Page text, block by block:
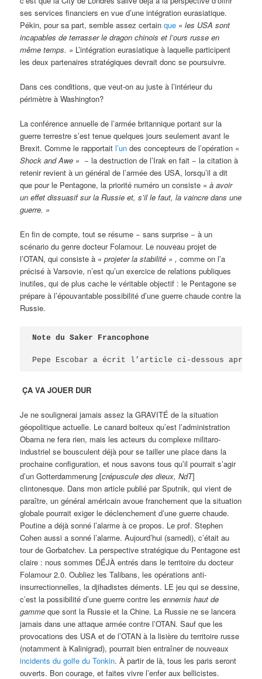
ses services financiers en vue d’une intégration eurasiatique.
Pékin, pour sa part, semble assez certainque «les USA sont
incapables de terrasser le dragon chinois et l’ours russe en
même temps. » L’intégration eurasiatique à laquelle participent
les deux partenaires stratégiques devrait donc se poursuivre.
Dans ces conditions, que veut-on au juste à l’intérieur du
périmètre à Washington?
La conférence annuelle de l’armée britannique portant sur la
guerre terrestre s’est tenue quelques jours seulement avant le
Brexit. Comme le rapportaitl’un des concepteurs de l’opération «
Shock and Awe » − la destruction de l’Irak en fait − la citation à
retenir revient à un général de l’armée des USA, lorsqu’il a dit
que pour le Pentagone, la priorité numéro un consiste «à avoir
un effet dissuasif sur la Russie et, s’il le faut, la vaincre dans une
guerre. »
En fin de compte, tout se résume − sans surprise − à un
scénario du genre docteur Folamour. Le nouveau projet de
l’OTAN, qui consiste à «projeter la stabilité » ,comme on l’a
précisé à Varsovie, n’est qu’un exercice de relations publiques
inutiles, qui de plus cache le véritable objectif : le Pentagone se
prépare à l’épouvantable possibilité d’une guerre chaude contre la
Russie.
Note du Saker Francophone
Pepe Escobar a écrit l’article ci-dessous après
ÇA VA JOUER DUR
Je ne soulignerai jamais assez la GRAVITÉ de la situation
géopolitique actuelle. Le canard boiteux qu’est l’administration
Obama ne fera rien, mais les acteurs du complexe militaro-
industriel se bousculent déjà pour se tailler une place dans la
prochaine configuration, et nous savons tous qu’il pourrait s’agir
d’un Gotterdammerung [crépuscule des dieux, NdT]
clintonesque. Dans mon article publié par Sputnik, qui vient de
paraître, un général américain avoue franchement que la situation
globale pourrait exiger le déclenchement d’une guerre chaude.
Poutine a déjà sonné l’alarme à ce propos. Le prof. Stephen
Cohen aussi a sonné l’alarme. Aujourd’hui (samedi), c’était au
tour de Gorbatchev. La perspective stratégique du Pentagone est
claire : nous sommes DÉJÀ entrés dans le territoire du docteur
Folamour 2.0. Oubliez les Talibans, les opérations anti-
insurrectionnelles, la djihadistes déments. LE jeu qui se dessine,
c’est la possibilité d’une guerre contre lesennemis haut de
gammeque sont la Russie et la Chine. La Russie ne se lancera
jamais dans une attaque armée contre l’OTAN. Sauf que les
provocations des USA et de l’OTAN à la lisière du territoire russe
(notamment à Kalinigrad), pourrait bien entraîner de nouveaux
incidents du golfe du Tonkin. À partir de là, tous les paris seront
ouverts. Bon courage, et faites vivre l’enfer aux bellicistes.